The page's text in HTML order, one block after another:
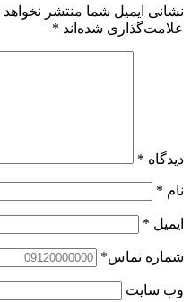
نشانی ایمیل شما منتشر
علامت‌گذاری شده‌اند *
دیدگاه *
نام *
ایمیل *
شماره تماس*
وب‌ سایت